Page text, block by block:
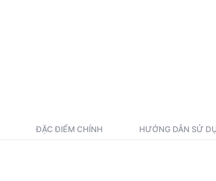
ĐẶC ĐIỂM CHÍNH HƯỚNG DẪN SỬ